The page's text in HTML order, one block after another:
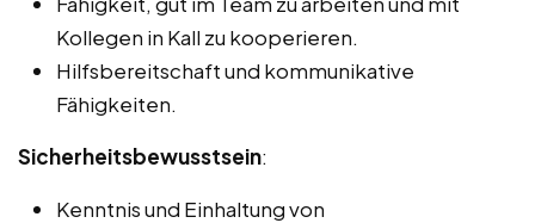
Kollegen in Kall zu kooperieren.
Hilfsbereitschaft und kommunikative
Fähigkeiten.
Sicherheitsbewusstsein:
Kenntnis und Einhaltung von